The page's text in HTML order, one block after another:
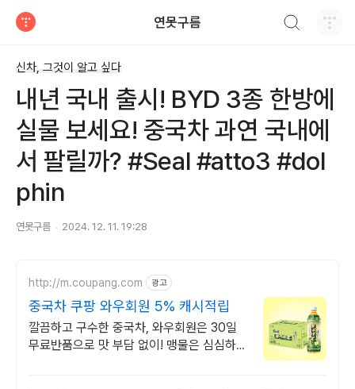
연못구름
신차, 그것이 알고 싶다
내년 국내 출시! BYD 3종 한방에
실물 보세요! 중국차 과연 국내에
서 팔릴까? #Seal #atto3 #dol
phin
연못구름 2024. 12. 11. 19:28
http://m.coupang.com 광고
중국차 쿠팡 와우회원 5% 캐시적립
깔끔하고 구수한 중국차, 와우회원은 30일
무료반품으로 맛 부담 없이! 맹물은 심심하고